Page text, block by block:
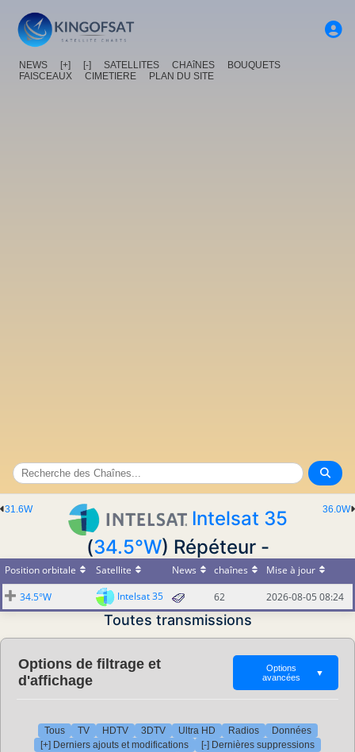
NEWS [+] [-] SATELLITES CHAîNES
BOUQUETS
FAISCEAUX
CIMETIERE PLAN DU SITE
36.0W
31.6W
Intelsat 35
(34.5°W) Répéteur -
Position orbitale Satellite News chaînes
Mise à jour
34.5°W
Intelsat 35 62 2026-08-05 08:24
Toutes transmissions
Options de filtrage et
d'affichage
Options
avancées
▼
Tous TV HDTV 3DTV Ultra HD Radios
Données
[+] Derniers ajouts et modifications
[-] Dernières suppressions